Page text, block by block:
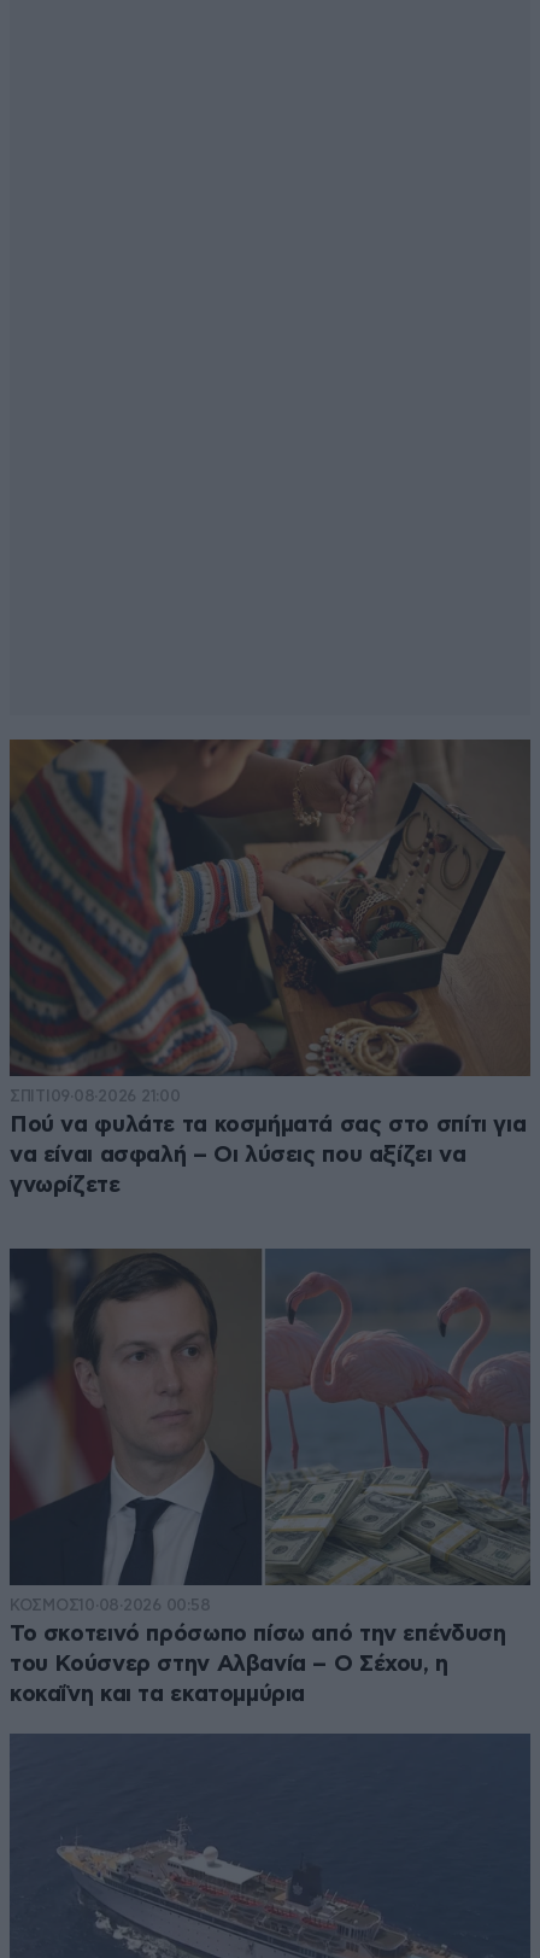
ΣΠΙΤΙ 09·08·2026 21:00
Πού να φυλάτε τα κοσμήματά σας στο σπίτι για
να είναι ασφαλή – Οι λύσεις που αξίζει να
γνωρίζετε
ΚΟΣΜΟΣ10·08·2026 00:58
Το σκοτεινό πρόσωπο πίσω από την επένδυση
του Κούσνερ στην Αλβανία – Ο Σέχου, η
κοκαΐνη και τα εκατομμύρια